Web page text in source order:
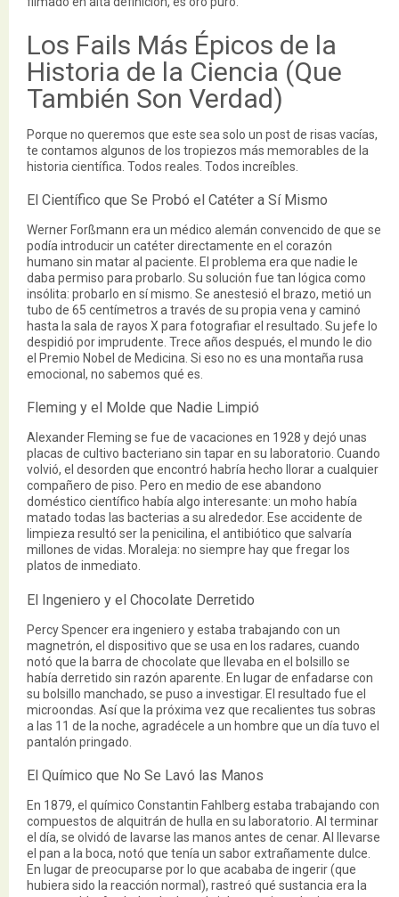
Los Fails Más Épicos de la
Historia de la Ciencia (Que
También Son Verdad)
Porque no queremos que este sea solo un post de risas vacías,
te contamos algunos de los tropiezos más memorables de la
historia científica. Todos reales. Todos increíbles.
El Científico que Se Probó el Catéter a Sí Mismo
Werner Forßmann era un médico alemán convencido de que se
podía introducir un catéter directamente en el corazón
humano sin matar al paciente. El problema era que nadie le
daba permiso para probarlo. Su solución fue tan lógica como
insólita: probarlo en sí mismo. Se anestesió el brazo, metió un
tubo de 65 centímetros a través de su propia vena y caminó
hasta la sala de rayos X para fotografiar el resultado. Su jefe lo
despidió por imprudente. Trece años después, el mundo le dio
el Premio Nobel de Medicina. Si eso no es una montaña rusa
emocional, no sabemos qué es.
Fleming y el Molde que Nadie Limpió
Alexander Fleming se fue de vacaciones en 1928 y dejó unas
placas de cultivo bacteriano sin tapar en su laboratorio. Cuando
volvió, el desorden que encontró habría hecho llorar a cualquier
compañero de piso. Pero en medio de ese abandono
doméstico científico había algo interesante: un moho había
matado todas las bacterias a su alrededor. Ese accidente de
limpieza resultó ser la penicilina, el antibiótico que salvaría
millones de vidas. Moraleja: no siempre hay que fregar los
platos de inmediato.
El Ingeniero y el Chocolate Derretido
Percy Spencer era ingeniero y estaba trabajando con un
magnetrón, el dispositivo que se usa en los radares, cuando
notó que la barra de chocolate que llevaba en el bolsillo se
había derretido sin razón aparente. En lugar de enfadarse con
su bolsillo manchado, se puso a investigar. El resultado fue el
microondas. Así que la próxima vez que recalientes tus sobras
a las 11 de la noche, agradécele a un hombre que un día tuvo el
pantalón pringado.
El Químico que No Se Lavó las Manos
En 1879, el químico Constantin Fahlberg estaba trabajando con
compuestos de alquitrán de hulla en su laboratorio. Al terminar
el día, se olvidó de lavarse las manos antes de cenar. Al llevarse
el pan a la boca, notó que tenía un sabor extrañamente dulce.
En lugar de preocuparse por lo que acababa de ingerir (que
hubiera sido la reacción normal), rastreó qué sustancia era la